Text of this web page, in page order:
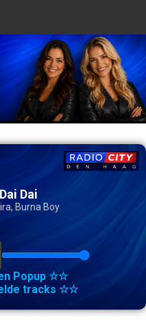
Dai Dai
Burna Boy
Popup ☆☆
tracks ☆☆